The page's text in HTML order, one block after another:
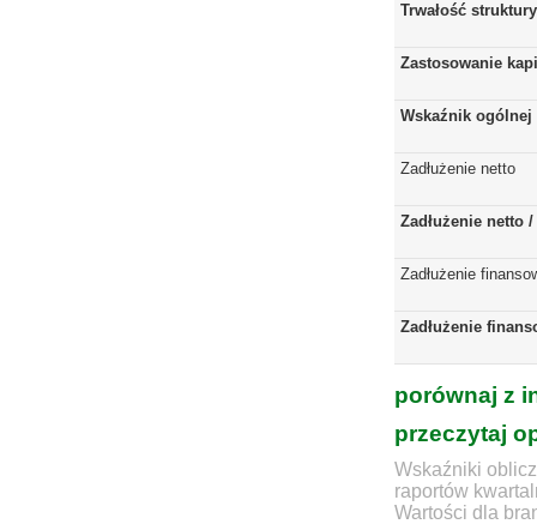
Trwałość
Zastosowanie
Wskaźnik
Zadłużenie netto
Zadłużenie netto
Zadłużenie
Zadłużenie
porównaj z
przeczytaj
Wskaźniki
raportów
Wartości dla